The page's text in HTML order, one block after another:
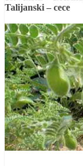
Talijanski – cece